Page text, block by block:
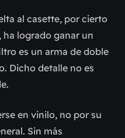
al casette, por cierto
logrado ganar un
es un arma de doble
Dicho detalle no es
en vinilo, no por su
Sin más